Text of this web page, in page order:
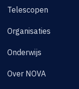
Telescopen
Organisaties
Onderwijs
Over NOVA